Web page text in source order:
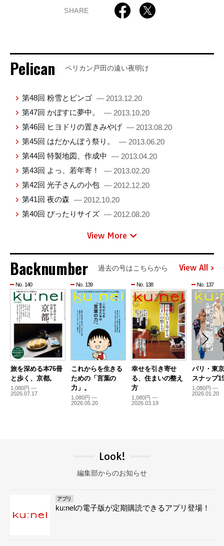
SHARE
Pelican ペリカン戸田の遠い夜明け
第48回 粉雪とビンゴ — 2013.12.20
第47回 かぼすに夢中。
— 2013.10.20
第46回 ヒヨドリの置きみやげ — 2013.08.20
第45回 はだかんぼう祭り。
— 2013.06.20
第44回 特製地図、作成中
— 2013.04.20
第43回 よっ、若年寄！
— 2013.02.20
第42回 光子さんの小包 — 2012.12.20
第41回 夜の森 — 2012.10.20
第40回 ぴったりサイズ — 2012.08.20
View More
Backnumber 過去の号はこちらから View All
No. 140
旅を深める本76冊
と歩く、京都。
1,080円 —
2026.07.17
No. 139
これからを生きる
ための「言葉の
力」。
1,080円 —
2026.05.20
No. 138
幸せを引き寄せ
る、住まいの整え
方
1,080円 —
2026.03.19
No. 137
パリ・東
スナップ
1,080円 —
2026.01.20
Look!
編集部からのお知らせ
アプリ
ku:nelの電子版が定期購読できるアプリ登場！